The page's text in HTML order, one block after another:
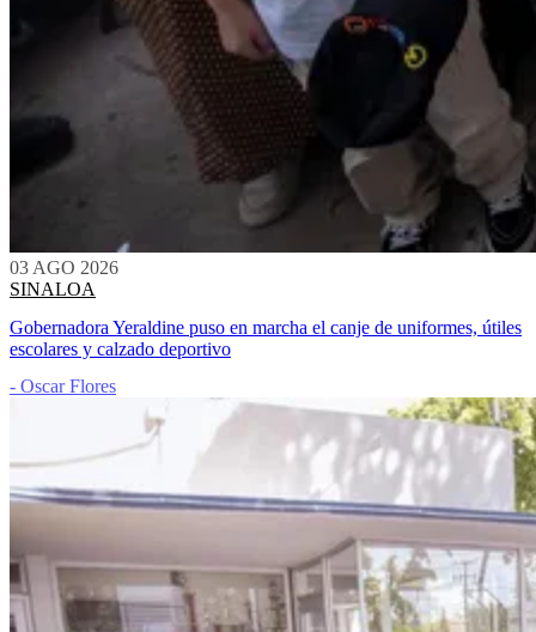
03 AGO 2026
SINALOA
Gobernadora Yeraldine puso en marcha el canje de uniformes, útiles
escolares y calzado deportivo
- Oscar Flores